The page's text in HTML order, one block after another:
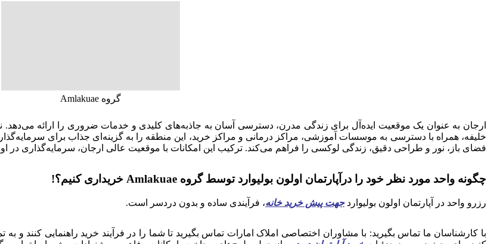
گروه Amlakuae
ارجان به عنوان یک موقعیت ایده‌آل برای زندگی مدرن، دسترسی آسان به جاذبه‌های کلیدی و خدمات ضروری را ارائه می‌دهد.
فضای باز، نور و طراحی دقیق، زندگی لوکسی را فراهم می‌کند. ترکیب این امکانات با موقعیت عالی ارجان، سرمایه‌گذاری در
چگونه واحد مورد نظر خود را در آپارتمان اولون بولیوارد توسط گروه Amlakuae خریداری کنیم؟!
رزرو واحد در آپارتمان اولون بولیواردجهت پیش خرید خانه، فرآیندی ساده و بدون دردسر است.
با کارشناسان ما تماس بگیرید: با مشاوران اختصاصی املاک امارات تماس بگیرید تا شما را در فرآیند خرید راهنمایی کنند و